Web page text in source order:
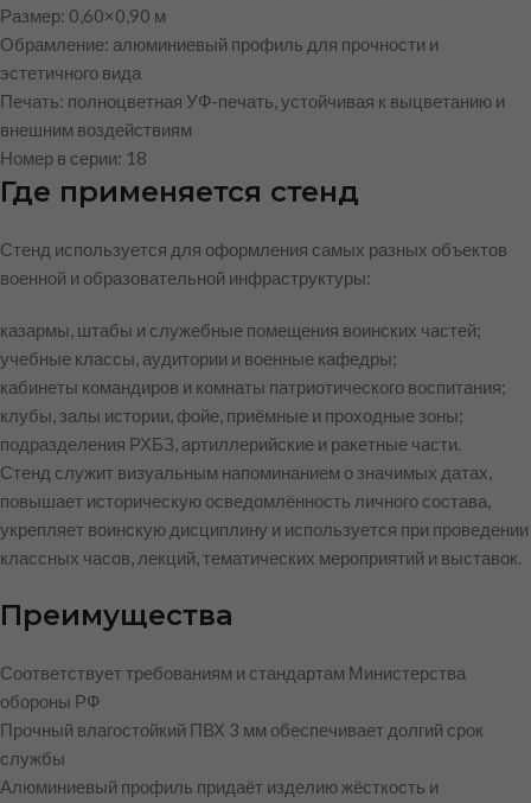
Размер: 0,60×0,90 м
Обрамление: алюминиевый профиль для прочности и
эстетичного вида
Печать: полноцветная УФ-печать, устойчивая к выцветанию и
внешним воздействиям
Номер в серии: 18
Где применяется стенд
Стенд используется для оформления самых разных объектов
военной и образовательной инфраструктуры:
казармы, штабы и служебные помещения воинских частей;
учебные классы, аудитории и военные кафедры;
кабинеты командиров и комнаты патриотического воспитания;
клубы, залы истории, фойе, приёмные и проходные зоны;
подразделения РХБЗ, артиллерийские и ракетные части.
Стенд служит визуальным напоминанием о значимых датах,
повышает историческую осведомлённость личного состава,
укрепляет воинскую дисциплину и используется при проведении
классных часов, лекций, тематических мероприятий и выставок.
Преимущества
Соответствует требованиям и стандартам Министерства
обороны РФ
Прочный влагостойкий ПВХ 3 мм обеспечивает долгий срок
службы
Алюминиевый профиль придаёт изделию жёсткость и